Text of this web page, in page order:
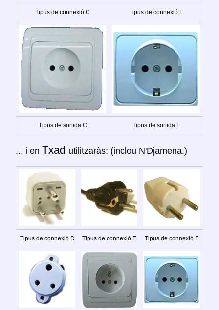
Tipus de connexió C Tipus de connexió F
Tipus de sortida C Tipus de sortida F
... i en Txad utilitzaràs: (inclou N'Djamena.)
Tipus de connexió D Tipus de connexió E Tipus de connexió F